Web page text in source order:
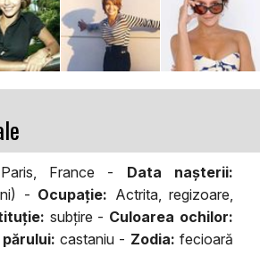
France - Data naşterii:
- Ocupaţie: Actrita, regizoare,
subţire - Culoarea ochilor:
castaniu - Zodia: fecioară